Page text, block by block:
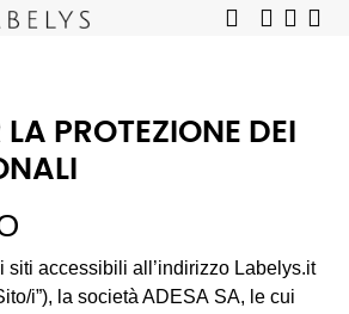
PROTEZIONE DEI
siti accessibili all’indirizzo Labelys.it
i”), la società ADESA SA, le cui